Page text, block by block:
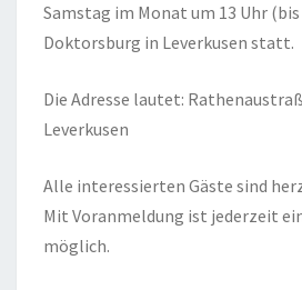
Samstag im Monat um 13 Uhr
Doktorsburg in Leverkusen statt.
Die Adresse lautet:
Leverkusen
Alle interessierten Gäste sind
Mit Voranmeldung ist jederzeit
möglich.